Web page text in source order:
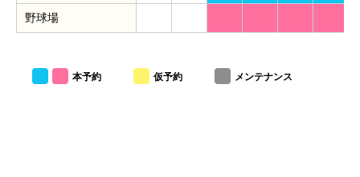
野球場
本予約 仮予約 メンテナンス